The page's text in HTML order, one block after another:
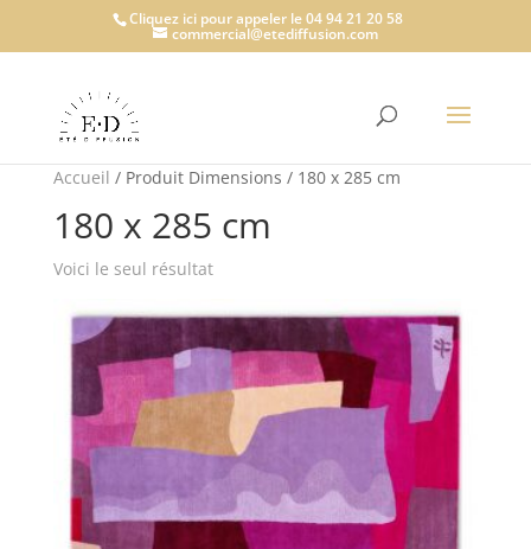
Cliquez ici pour appeler le 04 94 21 20 58
commercial@etediffusion.com
Accueil / Produit Dimensions / 180 x 285 cm
180 x 285 cm
Voici le seul résultat